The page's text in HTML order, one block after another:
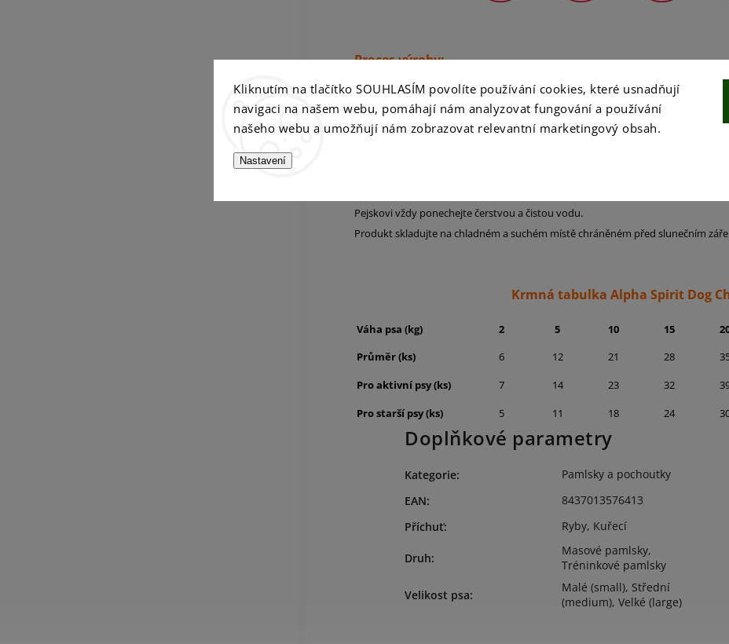
Kliknutím na tlačítko SOUHLASÍM povolíte používání cookies, které usnadňují
navigaci na našem webu, pomáhají nám analyzovat fungování a používání
našeho webu a umožňují nám zobrazovat relevantní marketingový obsah.
Nastavení
Proces výroby:
Tenderize Technology je výrobní proces, při kterém je použita technika
produkty vynikající chutnosti vyráběné pouze s použitím jejich vlastních šťáv.
Prohlédněte si tabulku denních potřeb krmiva, které mění množství jídla
Pejskovi vždy ponechejte čerstvou a čistou vodu.
Produkt skladujte na chladném a suchém místě chráněném před slunečním
Krmná tabulka Alpha Spirit Dog
Váha psa (kg) 2 5 10 15
Průměr (ks)
6 12 21 28
Pro aktivní psy (ks)
7 14 23 32
Pro starší psy (ks)
5 11 18 24
Doplňkové parametry
Kategorie:
Pamlsky a pochoutky
EAN:
8437013576413
Příchuť: Ryby, Kuřecí
Druh:
Masové pamlsky,
Tréninkové pamlsky
Velikost psa:
Malé (small), Střední
(medium), Velké (large)